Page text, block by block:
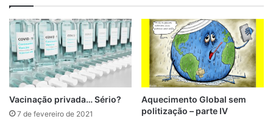
Vacinação privada… Sério?
7 de fevereiro de 2021
Aquecimento Global sem
politização – parte IV